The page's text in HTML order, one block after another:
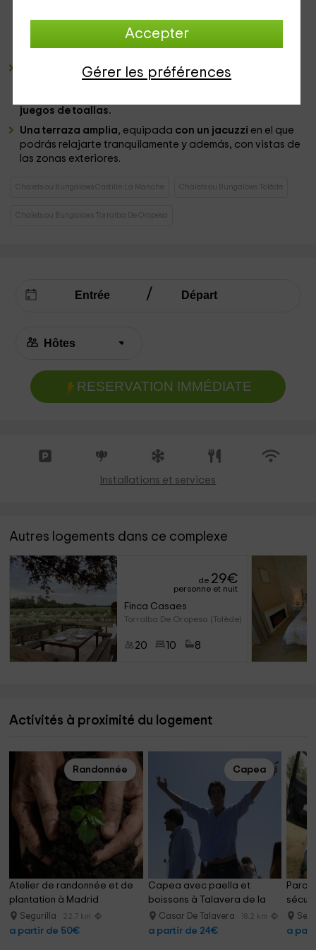
Accepter
Gérer les préférences
elementos delmenajey también loselectrodomésticos
Delante de la encimera, podrás colocar la
comer, redonda y con un par de sillas.
Un cuarto de baño completo, en el que podrás disfrutar
de un conjunto de elementos como es laducha
juegos de toallas.
Una terraza amplia, equipada con un jacuzzi en el que
podrás relajarte tranquilamente y además, con vistas de
las zonas exteriores.
Chalets ou Bungalows Castille-La Manche Chalets ou Bungalows Tolède
Chalets ou Bungalows Torralba De Oropesa
RESERVATION IMMÉDIATE
Installations et services
Autres logements dans ce complexe
de 29€
personne et nuit
Finca Casaes
Torralba De Oropesa (Tolède)
20 10 8
Activités à proximité du logement
Randonnée
Atelier de randonnée et de
plantation à Madrid
Segurilla 22.7 km
a partir de 50€
Capea
Capea avec paella et
boissons à Talavera de la
Reina
Casar De Talavera 18.2 km
a partir de 24€ a